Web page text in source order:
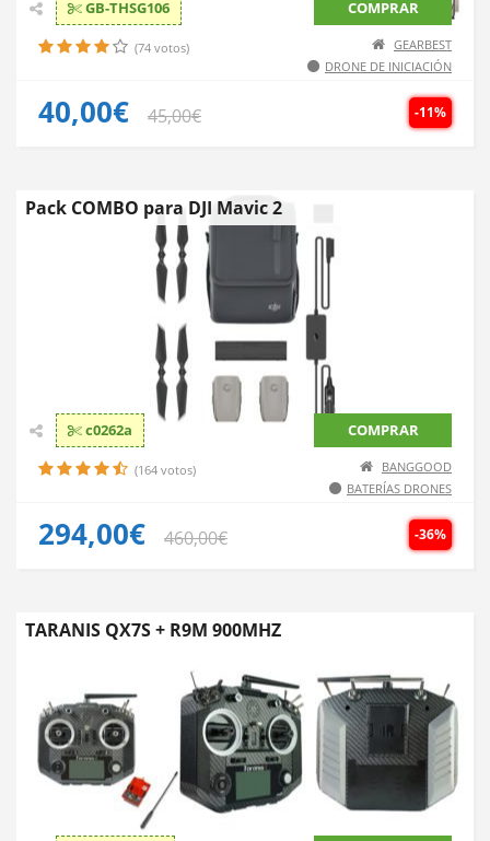
GB-THSG106 COMPRAR
(74 votos)
GEARBEST
DRONE DE INICIACIÓN
-11%
40,00€ 45,00€
Pack COMBO para DJI Mavic 2
c0262a COMPRAR
(164 votos)
BANGGOOD
BATERÍAS DRONES
-36%
294,00€ 460,00€
TARANIS QX7S + R9M 900MHZ